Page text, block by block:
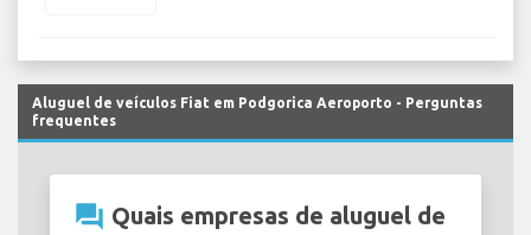
Aluguel de veículos Fiat em Podgorica Aeroporto - Perguntas
frequentes
question_answer Quais empresas de aluguel de